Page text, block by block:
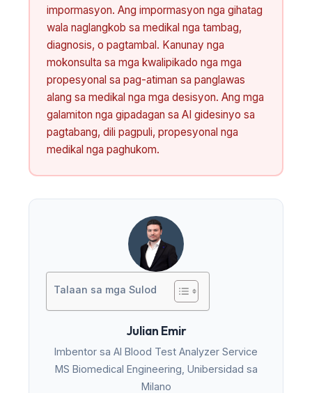
impormasyon. Ang impormasyon nga gihatag
wala naglangkob sa medikal nga tambag,
diagnosis, o pagtambal. Kanunay nga
mokonsulta sa mga kwalipikado nga mga
propesyonal sa pag-atiman sa panglawas
alang sa medikal nga mga desisyon. Ang mga
galamiton nga gipadagan sa AI gidesinyo sa
pagtabang, dili pagpuli, propesyonal nga
medikal nga paghukom.
Talaan sa mga Sulod
Julian Emir
Imbentor sa AI Blood Test Analyzer Service
MS Biomedical Engineering, Unibersidad sa
Milano